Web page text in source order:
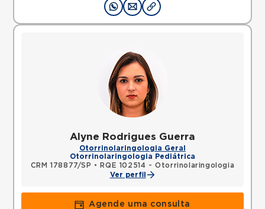
Alyne Rodrigues Guerra
Otorrinolaringologia Geral
Otorrinolaringologia Pediátrica
CRM 178877/SP •
RQE 102514 - Otorrinolaringologia
Ver perfil
Agende uma consulta